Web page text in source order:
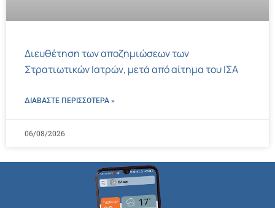
Διευθέτηση των αποζημιώσεων των
Στρατιωτικών Ιατρών, μετά από αίτημα του ΙΣΑ
ΔΙΑΒΑΣΤΕ ΠΕΡΙΣΣΌΤΕΡΑ »
06/08/2026